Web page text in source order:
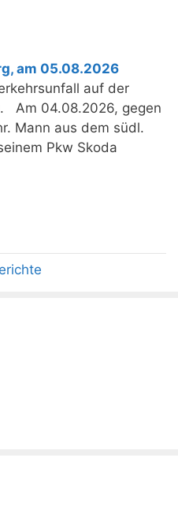
am 05.08.2026
auf der
Am 04.08.2026, gegen
Mann aus dem südl.
Pkw Skoda